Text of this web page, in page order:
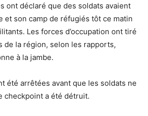
ont déclaré que des soldats avaient
et son camp de réfugiés tôt ce matin
Les forces d’occupation ont tiré
de la région, selon les rapports,
à la jambe.
été arrêtées avant que les soldats ne
checkpoint a été détruit.